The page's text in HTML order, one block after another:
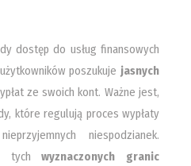
dostęp do usług finansowych
poszukuje jasnych
ze swoich kont. Ważne jest,
które regulują proces wypłaty
niespodzianek.
tychwyznaczonych granic